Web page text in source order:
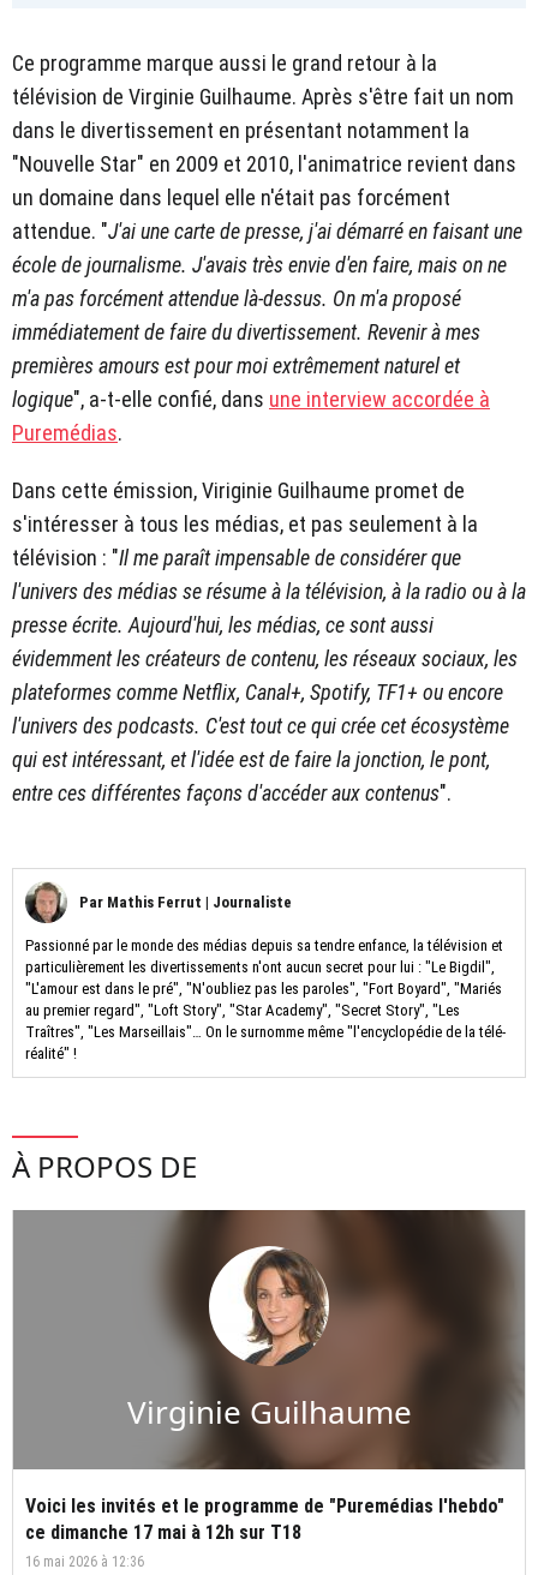
Ce programme marque aussi le grand retour à la
télévision de Virginie Guilhaume. Après s'être fait un nom
dans le divertissement en présentant notamment la
"Nouvelle Star" en 2009 et 2010, l'animatrice revient dans
un domaine dans lequel elle n'était pas forcément
attendue. "J'ai une carte de presse, j'ai démarré en faisant une
école de journalisme. J'avais très envie d'en faire, mais on ne
m'a pas forcément attendue là-dessus. On m'a proposé
immédiatement de faire du divertissement. Revenir à mes
premières amours est pour moi extrêmement naturel et
logique", a-t-elle confié, dans une interview accordée à
Puremédias.
Dans cette émission, Viriginie Guilhaume promet de
s'intéresser à tous les médias, et pas seulement à la
télévision : "Il me paraît impensable de considérer que
l'univers des médias se résume à la télévision, à la radio ou à la
presse écrite. Aujourd'hui, les médias, ce sont aussi
évidemment les créateurs de contenu, les réseaux sociaux, les
plateformes comme Netflix, Canal+, Spotify, TF1+ ou encore
l'univers des podcasts. C'est tout ce qui crée cet écosystème
qui est intéressant, et l'idée est de faire la jonction, le pont,
entre ces différentes façons d'accéder aux contenus".
Par Mathis Ferrut | Journaliste
Passionné par le monde des médias depuis sa tendre enfance, la télévision et
particulièrement les divertissements n'ont aucun secret pour lui : "Le Bigdil",
"L'amour est dans le pré", "N'oubliez pas les paroles", "Fort Boyard", "Mariés
au premier regard", "Loft Story", "Star Academy", "Secret Story", "Les
Traîtres", "Les Marseillais"… On le surnomme même "l'encyclopédie de la télé-
réalité" !
À PROPOS DE
Virginie Guilhaume
Voici les invités et le programme de "Puremédias l'hebdo"
ce dimanche 17 mai à 12h sur T18
16 mai 2026 à 12:36